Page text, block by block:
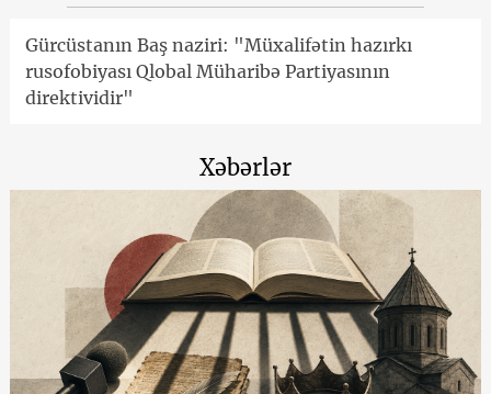
Gürcüstanın Baş naziri: "Müxalifətin hazırkı
rusofobiyası Qlobal Müharibə Partiyasının
direktividir"
Xəbərlər